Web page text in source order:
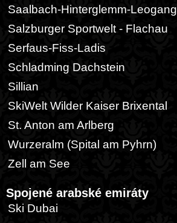
Saalbach-Hinterglemm-Leogang
Salzburger Sportwelt - Flachau
Serfaus-Fiss-Ladis
Schladming Dachstein
Sillian
SkiWelt Wilder Kaiser Brixental
St. Anton am Arlberg
Wurzeralm (Spital am Pyhrn)
Zell am See
Spojené arabské emiráty
Ski Dubai